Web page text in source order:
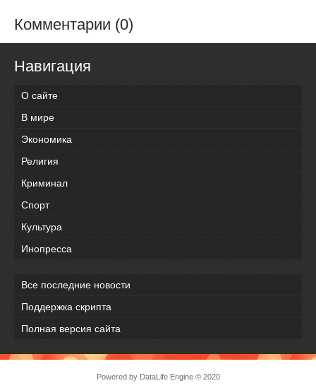
Комментарии (0)
Навигация
О сайте
В мире
Экономика
Религия
Криминал
Спорт
Культура
Инопресса
Все последние новости
Поддержка скрипта
Полная версия сайта
Powered by DataLife Engine© 2020